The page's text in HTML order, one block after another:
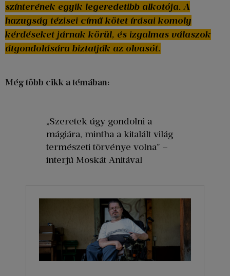
színterének egyik legeredetibb alkotója. A
hazugság tézisei című kötet írásai komoly
kérdéseket járnak körül, és izgalmas válaszok
átgondolására biztatják az olvasót.
Még több cikk a témában:
„Szeretek úgy gondolni a
mágiára, mintha a kitalált világ
természeti törvénye volna” –
interjú Moskát Anitával